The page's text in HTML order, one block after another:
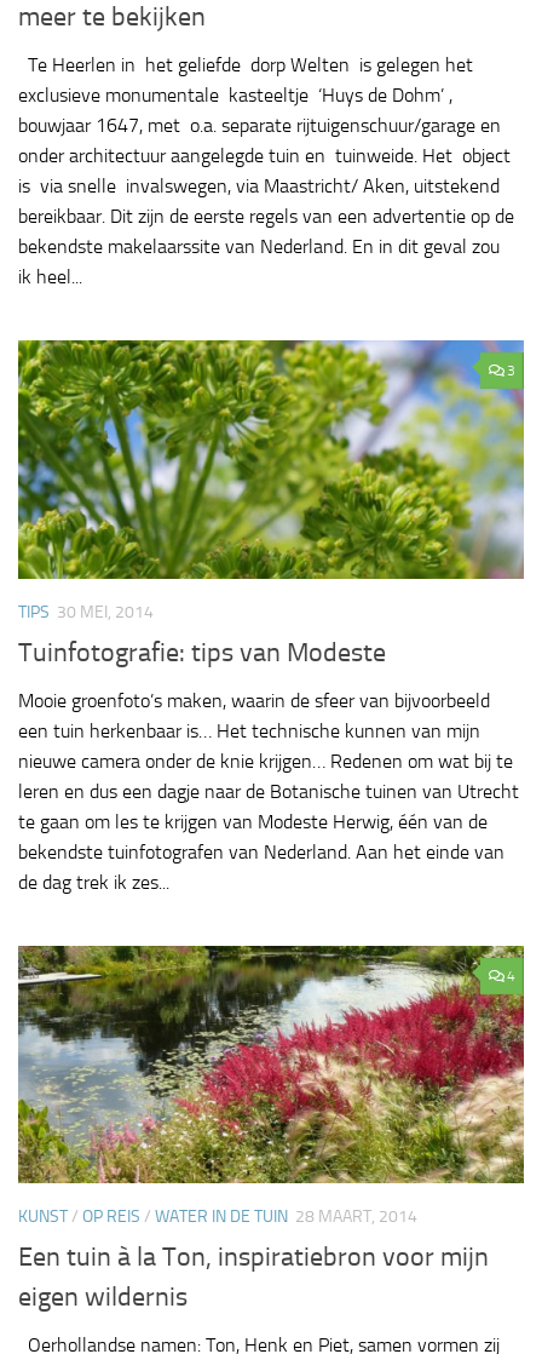
meer te bekijken
Te Heerlen in het geliefde dorp Welten is gelegen het
exclusieve monumentale kasteeltje ‘Huys de Dohm’ ,
bouwjaar 1647, met o.a. separate rijtuigenschuur/garage en
onder architectuur aangelegde tuin en tuinweide. Het object
is via snelle invalswegen, via Maastricht/ Aken, uitstekend
bereikbaar. Dit zijn de eerste regels van een advertentie op de
bekendste makelaarssite van Nederland. En in dit geval zou
ik heel...
3
TIPS 30 MEI, 2014
Tuinfotografie: tips van Modeste
Mooie groenfoto’s maken, waarin de sfeer van bijvoorbeeld
een tuin herkenbaar is… Het technische kunnen van mijn
nieuwe camera onder de knie krijgen… Redenen om wat bij te
leren en dus een dagje naar de Botanische tuinen van Utrecht
te gaan om les te krijgen van Modeste Herwig, één van de
bekendste tuinfotografen van Nederland. Aan het einde van
de dag trek ik zes...
4
KUNST/ OP REIS / WATER IN DE TUIN 28 MAART, 2014
Een tuin à la Ton, inspiratiebron voor mijn
eigen wildernis
Oerhollandse namen: Ton, Henk en Piet, samen vormen zij